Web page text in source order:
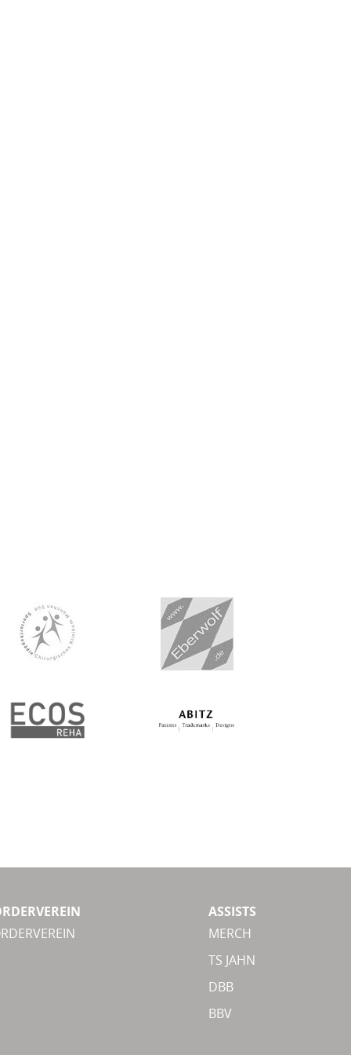
ASSISTS
MERCH
TS JAHN
DBB
BBV